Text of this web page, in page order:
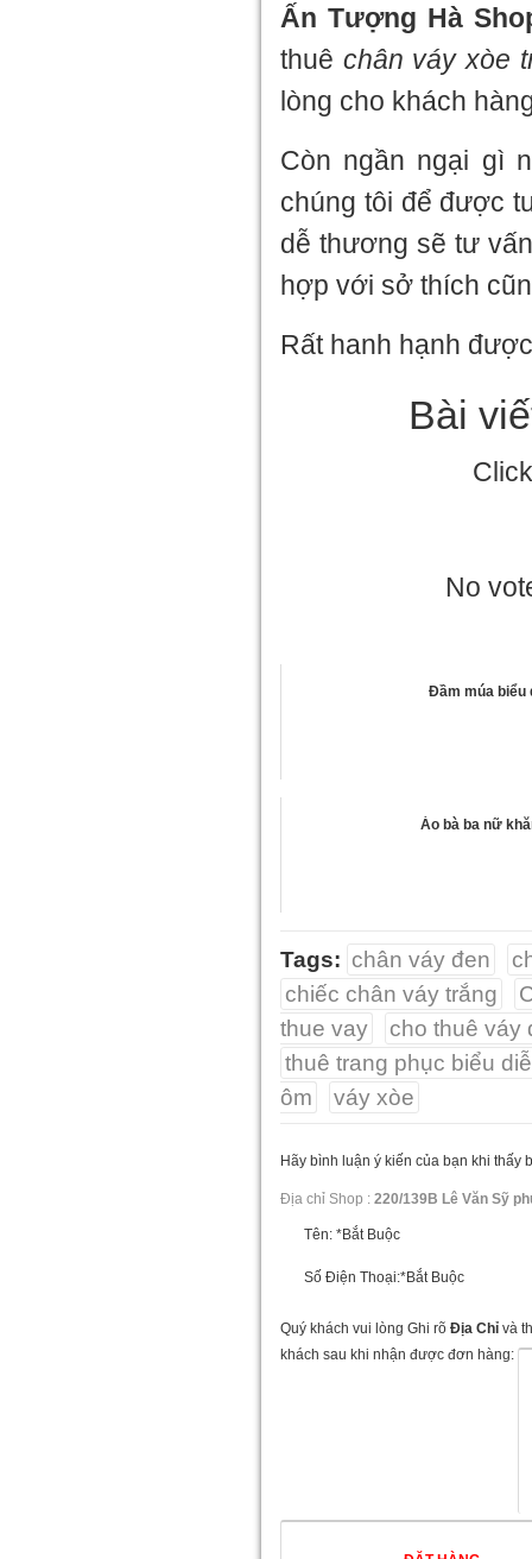
Ấn Tượng Hà
thuê chân váy xòe
lòng cho khách
Còn ngần ngại gì
chúng tôi để được
dễ thương sẽ tư
hợp với sở thích
Rất hanh hạnh
Bài
No
Đầm múa biểu
Áo bà ba nữ
Tags: chân váy đen
chiếc chân váy trắng
thue vay
cho thuê váy
thuê trang phục biểu
ôm
váy xòe
Hãy bình luận ý kiến của bạn khi thấy
Địa chỉ Shop : 220/139B Lê Văn Sỹ
Tên: *Bắt Buộc
Số Điện Thoại:*Bắt Buộc
Quý khách vui lòng Ghi rõ Địa Chỉ và
khách sau khi nhận được đơn hàng: